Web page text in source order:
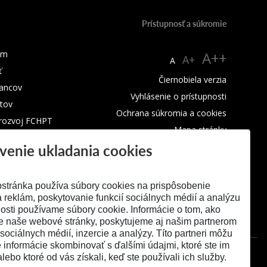
FCHPT
Prístupnosť a súkromie
A A+ A++
Čiernobiela verzia
Vyhlásenie o prístupnosti
Ochrana súkromia a cookies
Mapa stránky
ukladania cookies
používa súbory cookies na prispôsobenie
reklám, poskytovanie funkcií sociálnych médií a analýzu
používame súbory cookie. Informácie o tom, ako
naše webové stránky, poskytujeme aj našim partnerom
médií, inzercie a analýzy. Títo partneri môžu
informácie skombinovať s ďalšími údajmi, ktoré ste im
ktoré od vás získali, keď ste používali ich služby.